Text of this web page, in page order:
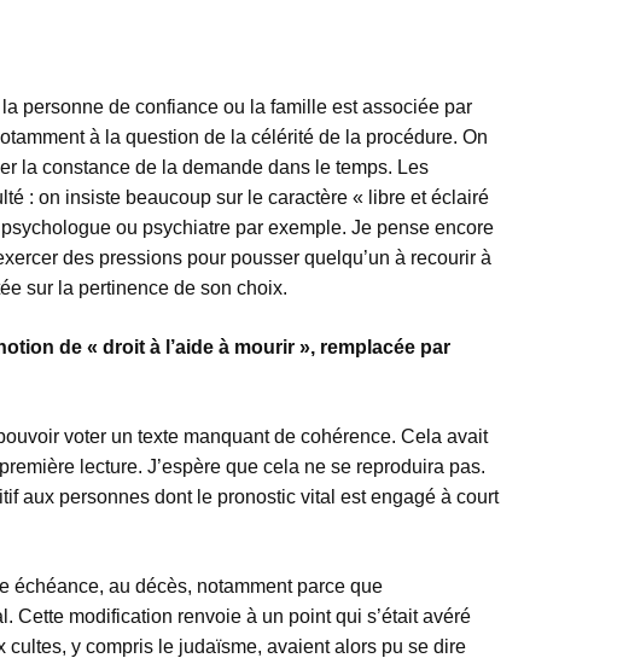
personne de confiance ou la famille est associée par
à la question de la célérité de la procédure. On
la constance de la demande dans le temps. Les
: on insiste beaucoup sur le caractère « libre et éclairé
ou psychiatre par exemple. Je pense encore
des pressions pour pousser quelqu’un à recourir à
sur la pertinence de son choix.
de « droit à l’aide à mourir », remplacée par
voter un texte manquant de cohérence. Cela avait
lecture. J’espère que cela ne se reproduira pas.
aux personnes dont le pronostic vital est engagé à court
échéance, au décès, notamment parce que
Cette modification renvoie à un point qui s’était avéré
cultes, y compris le judaïsme, avaient alors pu se dire